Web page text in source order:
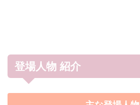
登場人物 紹介